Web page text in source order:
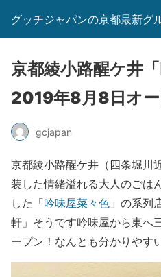
グッチジャパンの京都最新グ
京都綾小路醒ケ井「
2019年8月8日オー
gcjapan
京都綾小路醒ケ井（四条堀川
装した情緒溢れる大人のごは
した「吟味屋菜々色 」の系列
軒」そうです吟味屋から東へ
ープン！なんとも分かりやすい